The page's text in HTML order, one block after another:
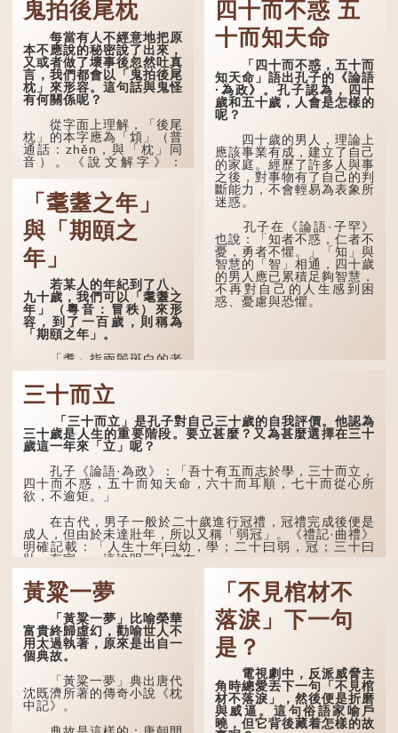
鬼拍後尾枕
每當有人不經意地把原
本不應說的秘密說了出來，
又或者做了壞事後忽然吐真
言，我們都會以「鬼拍後尾
枕」來形容。這句話與鬼怪
有何關係呢？
從字面上理解，「後尾
枕」的本字應為「䪴」（普
通話：zhěn，與「枕」同
音）。《說文解字》：
民間流傳有一種說法，
人會將一些不欲為人所知的
記憶藏於頸後之處。如果忽
然吐真言，就好像被不明東
西（如鬼魂）在後腦拍了一
下，藏在腦中的秘密便脫口
而出。因此「鬼拍...
「耄耋之年」
與「期頤之
年」
若某人的年紀到了八、
九十歲，我們可以「耄耋之
年」（粵音：冒秩）來形
容，到了一百歲，則稱為
「期頤之年」。
「耄」指兩鬢斑白的老
人家，亦含有思想紊亂的意
思；「耋」更有跌倒的意
思，也是用來形容老人家
的。
曹操《對酒歌》就曾寫
道：「耄耋皆得以壽終，恩
到了一百歲呢？
頤」。《禮記.曲禮上》：
「百年曰期頤。」鄭玄註：
「期，猶要也；頤，養也。
不知衣服食味，孝子要盡養
道...
四十而不惑 五
十而知天命
「四十而不惑，五十而
知天命」語出孔子的《論語
·為政》。孔子認為，四十
歲和五十歲，人會是怎樣的
呢？
四十歲的男人，理論上
應該事業有成，建立了自己
的家庭。經歷了許多人與事
之後，對事物有了自己的判
斷能力，不會輕易為表象所
迷惑。
孔子在《論語·子罕》
也說：「知者不惑，仁者不
憂，勇者不懼。」「知」與
智慧的「智」相通，四十歲
的男人應已累積足夠智慧，
不再對自己的人生感到困
惑、憂慮與恐懼。
三十而立
「三十而立」是孔子對自己三十歲的自我評價。他認為
三十歲是人生的重要階段。要立甚麼？又為甚麼選擇在三十
歲這一年來「立」呢？
孔子《論語·為政》：「吾十有五而志於學，三十而立，
四十而不惑，五十而知天命，六十而耳順，七十而從心所
欲，不逾矩。」
在古代，男子一般於二十歲進行冠禮，冠禮完成後便是
成人，但由於未達壯年，所以又稱「弱冠」。《禮記·曲禮》
明確記載：「人生十年曰幼，學；二十曰弱，冠；三十曰
壯，有室。」這說明三十歲在...
黃粱一夢
「黃粱一夢」比喻榮華
富貴終歸虛幻，勸喻世人不
用太過執著，原來是出自一
個典故。
「黃粱一夢」典出唐代
沈既濟所著的傳奇小說《枕
中記》。
「不見棺材不
落淚」下一句
是？
電視劇中，反派威脅主
角時總愛丟下一句「不見棺
材不落淚」，然後便是折磨
與威逼。這句俗語家喻戶
曉，但它背後藏着怎樣的故